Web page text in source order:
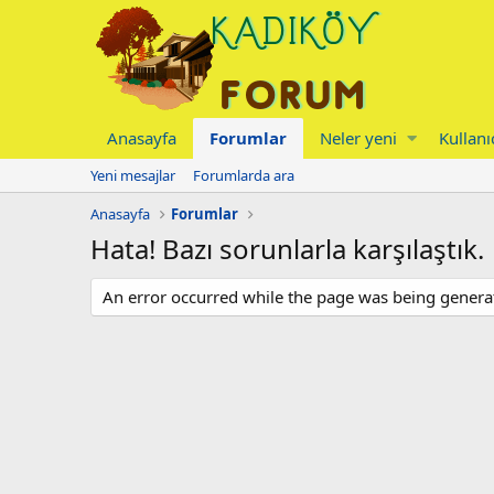
Anasayfa Forumlar Neler yeni
Yeni mesajlar
Forumlarda ara
Anasayfa
Forumlar
Hata! Bazı sorunlarla karşılaştık.
An error occurred while the page was being